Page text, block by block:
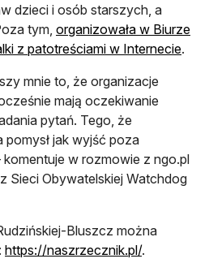
dzieci i osób starszych, a
tym, organizowała w Biurze
z patotreściami w Internecie.
mnie to, że organizacje
mają oczekiwanie
pytań. Tego, że
pomysł jak wyjść poza
komentuje w rozmowie z ngo.pl
Sieci Obywatelskiej Watchdog
Bluszcz można
https://naszrzecznik.pl/otwiera się
.